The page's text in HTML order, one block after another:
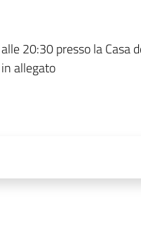
20:30 presso la Casa
allegato